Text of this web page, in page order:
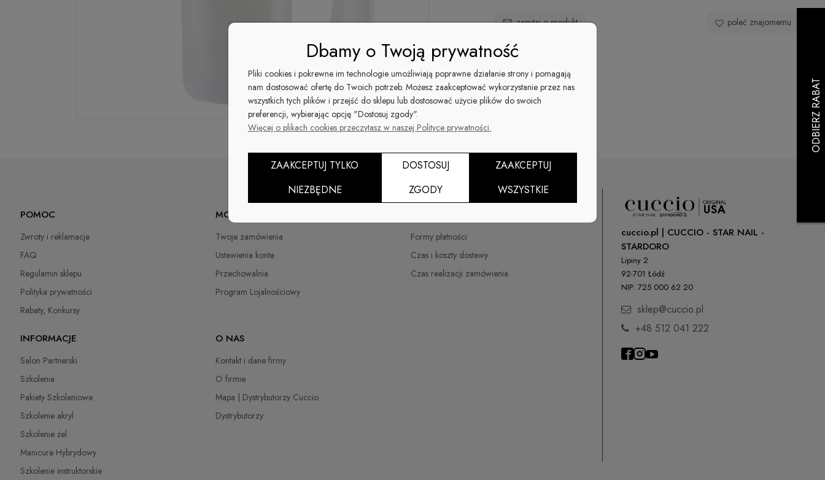
zapytaj o produkt poleć znajomemu
brak towaru
POMOC
Zwroty i reklamacje
FAQ
Regulamin sklepu
Polityka prywatności
Rabaty, Konkursy
MOJE KONTO
Twoje zamówienia
Ustawienia konta
Przechowalnia
Program Lojalnościowy
Formy płatności
Czas i koszty dostawy
Czas realizacji zamówienia
INFORMACJE
Salon Partnerski
Szkolenia
Pakiety Szkoleniowe
Szkolenie akryl
Szkolenie żel
Manicure Hybrydowy
Szkolenie instruktorskie
O NAS
Kontakt i dane firmy
O firmie
Mapa | Dystrybutorzy Cuccio
Dystrybutorzy
cuccio.pl | CUCCIO - STAR NAIL -
STARDORO
Lipiny 2
92-701 Łódź
NIP: 725 000 62 20
sklep@cuccio.pl
+48 512 041 222
Dbamy o Twoją prywatność
Pliki cookies i pokrewne im technologie umożliwiają poprawne działanie strony i pomagają
nam dostosować ofertę do Twoich potrzeb. Możesz zaakceptować wykorzystanie przez nas
wszystkich tych plików i przejść do sklepu lub dostosować użycie plików do swoich
preferencji, wybierając opcję "Dostosuj zgody".
Więcej o plikach cookies przeczytasz w naszej Polityce prywatności.
ZAAKCEPTUJ TYLKO
NIEZBĘDNE
DOSTOSUJ
ZGODY
ZAAKCEPTUJ
WSZYSTKIE